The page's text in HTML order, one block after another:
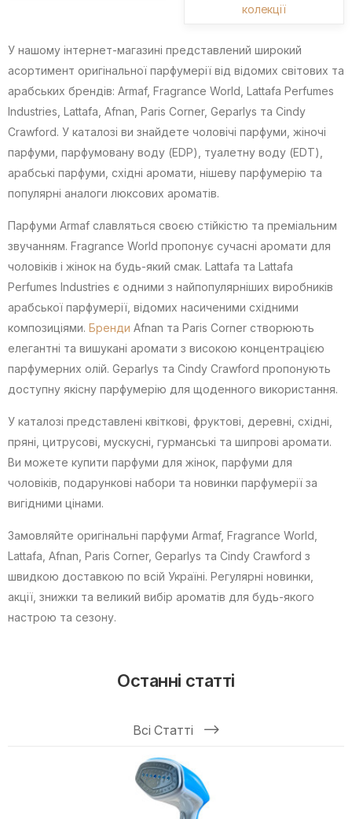
колекції
У нашому інтернет-магазині представлений широкий
асортимент оригінальної парфумерії від відомих світових та
арабських брендів: Armaf, Fragrance World, Lattafa Perfumes
Industries, Lattafa, Afnan, Paris Corner, Geparlys та Cindy
Crawford. У каталозі ви знайдете чоловічі парфуми, жіночі
парфуми, парфумовану воду (EDP), туалетну воду (EDT),
арабські парфуми, східні аромати, нішеву парфумерію та
популярні аналоги люксових ароматів.
Парфуми Armaf славляться своєю стійкістю та преміальним
звучанням. Fragrance World пропонує сучасні аромати для
чоловіків і жінок на будь-який смак. Lattafa та Lattafa
Perfumes Industries є одними з найпопулярніших виробників
арабської парфумерії, відомих насиченими східними
композиціями. Бренди Afnan та Paris Corner створюють
елегантні та вишукані аромати з високою концентрацією
парфумерних олій. Geparlys та Cindy Crawford пропонують
доступну якісну парфумерію для щоденного використання.
У каталозі представлені квіткові, фруктові, деревні, східні,
пряні, цитрусові, мускусні, гурманські та шипрові аромати.
Ви можете купити парфуми для жінок, парфуми для
чоловіків, подарункові набори та новинки парфумерії за
вигідними цінами.
Замовляйте оригінальні парфуми Armaf, Fragrance World,
Lattafa, Afnan, Paris Corner, Geparlys та Cindy Crawford з
швидкою доставкою по всій Україні. Регулярні новинки,
акції, знижки та великий вибір ароматів для будь-якого
настрою та сезону.
Останні статті
Всі Статті